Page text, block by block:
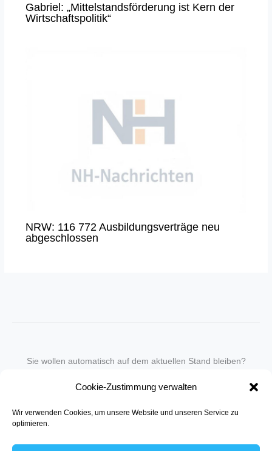
Cookie-Zustimmung verwalten
Wir verwenden Cookies, um unsere Website und unseren Service zu
optimieren.
Gabriel: „Mittelstandsförderung ist Kern der
Wirtschaftspolitik“
NRW: 116 772 Ausbildungsverträge neu
abgeschlossen
Sie wollen automatisch auf dem aktuellen Stand bleiben?
in unseren Newsletter-Service auf.
Senden Sie für ein Angebot einfach eine